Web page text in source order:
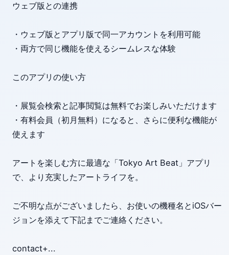
ウェブ版との連携
・ウェブ版とアプリ版で同一アカウントを利用可能
・両方で同じ機能を使えるシームレスな体験
このアプリの使い方
・展覧会検索と記事閲覧は無料でお楽しみいただけます
・有料会員（初月無料）になると、さらに便利な機能が
使えます
アートを楽しむ方に最適な「Tokyo Art Beat」アプリ
で、より充実したアートライフを。
ご不明な点がございましたら、お使いの機種名とiOSバー
ジョンを添えて下記までご連絡ください。
contact+...